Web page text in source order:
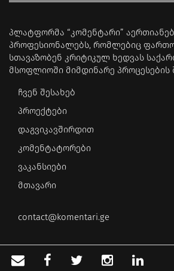
პლატფორმა “კომენტარი”
პროფესიონალებს, რომლებიც
სთავაზობენ კრიტიკულ ხედვას
მსოფლიოში მიმდინარე პროცესების
ჩვენ შესახებ
პროექტები
დაგვიკავშირდით
კომენტატორები
ვაკანსიები
მთავარი
contact@komentari.ge